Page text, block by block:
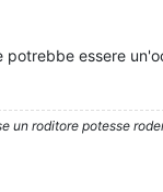
potrebbe essere
un roditore potesse